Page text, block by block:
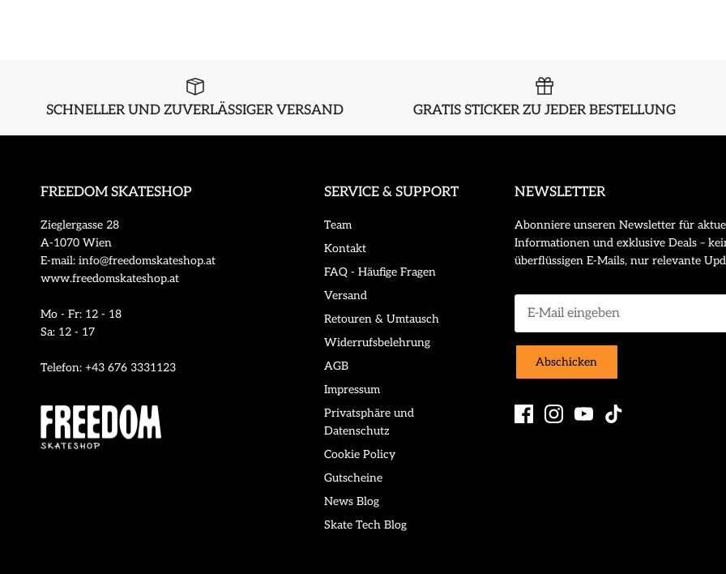
SCHNELLER UND ZUVERLÄSSIGER VERSAND GRATIS STICKER ZU JEDER BESTELLUNG
FREEDOM SKATESHOP
Zieglergasse 28
A-1070 Wien
E-mail: info@freedomskateshop.at
www.freedomskateshop.at
Mo - Fr: 12 - 18
Sa: 12 - 17
Telefon: +43 676 3331123
SERVICE & SUPPORT
Team
Kontakt
FAQ - Häufige Fragen
Versand
Retouren & Umtausch
Widerrufsbelehrung
AGB
Impressum
Privatsphäre und
Datenschutz
Cookie Policy
Gutscheine
News Blog
Skate Tech Blog
NEWSLETTER
Abonniere unseren Newsletter für
Informationen und exklusive Deals –
überflüssigen E-Mails, nur relevante
Abschicken